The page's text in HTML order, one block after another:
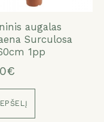
augalas
Surculosa
1pp